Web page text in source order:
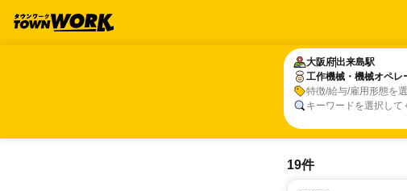
大阪府出来島駅
工作機械・機械オペレ
特徴/給与/雇用形態を
キーワードを選択して
大阪府出来島駅
工作機械・機械オペレ
19件